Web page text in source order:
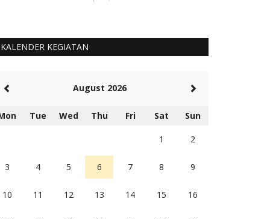
KALENDER KEGIATAN
August 2026
Tue Wed Thu Fri Sat Sun
1 2
3 4 5 6 7 8 9
10 11 12 13 14 15 16